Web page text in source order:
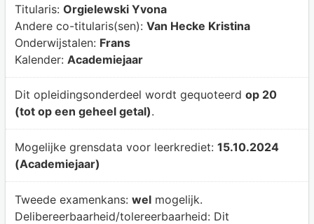
Titularis: Orgielewski Yvona
Andere co-titularis(sen): Van Hecke Kristina
Onderwijstalen: Frans
Kalender: Academiejaar
Dit opleidingsonderdeel wordt gequoteerd op 20
(tot op een geheel getal).
Mogelijke grensdata voor leerkrediet: 15.10.2024
(Academiejaar)
Tweede examenkans: welmogelijk.
Delibereerbaarheid/tolereerbaarheid: Dit